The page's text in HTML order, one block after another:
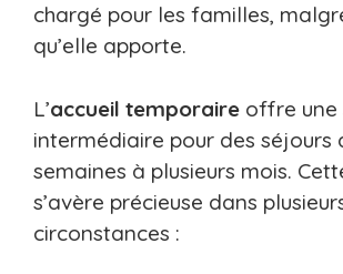
chargé pour les familles,
qu’elle apporte.
L’accueil temporaire offre une
intermédiaire pour des séjours
semaines à plusieurs mois.
s’avère précieuse dans
circonstances :